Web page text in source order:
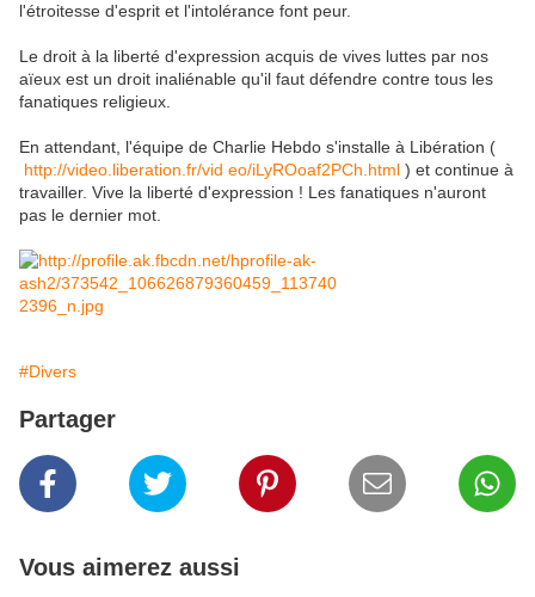
l'étroitesse d'esprit et l'intolérance font peur.
Le droit à la liberté d'expression acquis de vives luttes par nos
aïeux est un droit inaliénable qu'il faut défendre contre tous les
fanatiques religieux.
En attendant, l'équipe de Charlie Hebdo s'installe à Libération (
http://video.liberation.fr/vid eo/iLyROoaf2PCh.html ) et continue à
travailler. Vive la liberté d'expression ! Les fanatiques n'auront
pas le dernier mot.
#Divers
Partager
Vous aimerez aussi